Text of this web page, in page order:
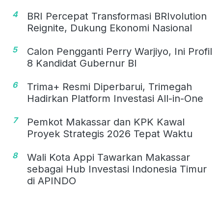
4
BRI Percepat Transformasi BRIvolution
Reignite, Dukung Ekonomi Nasional
5
Calon Pengganti Perry Warjiyo, Ini Profil
8 Kandidat Gubernur BI
6
Trima+ Resmi Diperbarui, Trimegah
Hadirkan Platform Investasi All-in-One
7
Pemkot Makassar dan KPK Kawal
Proyek Strategis 2026 Tepat Waktu
8
Wali Kota Appi Tawarkan Makassar
sebagai Hub Investasi Indonesia Timur
di APINDO